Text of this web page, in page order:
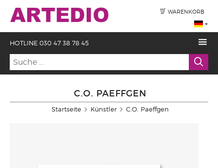
WARENKORB
HOTLINE 030 47 38 78 45
C.O. PAEFFGEN
Startseite Künstler C.O. Paeffgen